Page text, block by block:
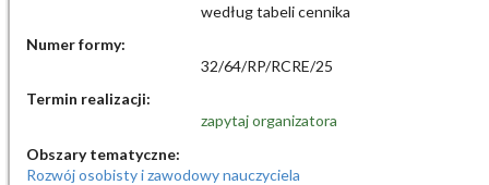
według tabeli cennika
Numer formy:
32/64/RP/RCRE/25
Termin realizacji:
zapytaj organizatora
Obszary tematyczne:
Rozwój osobisty i zawodowy nauczyciela